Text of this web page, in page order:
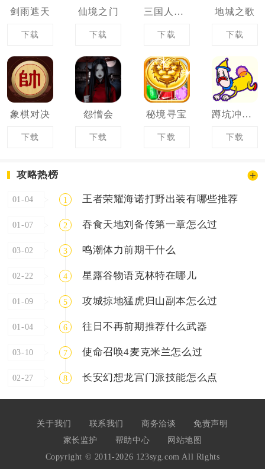
剑雨遮天
下载
仙境之门
下载
三国人生轮回录
下载
地城之歌
下载
象棋对决
下载
怨憎会
下载
秘境寻宝
下载
蹲坑冲冲冲
下载
攻略热榜
01-04 1 王者荣耀海诺打野出装有哪些推荐
01-07 2 吞食天地刘备传第一章怎么过
03-02 3 鸣潮体力前期干什么
02-22 4 星露谷物语克林特在哪儿
01-09 5 攻城掠地猛虎归山副本怎么过
01-04 6 往日不再前期推荐什么武器
03-10 7 使命召唤4麦克米兰怎么过
02-27 8 长安幻想龙宫门派技能怎么点
关于我们 联系我们 商务洽谈
免责声明
家长监护
帮助中心
网站地图
Copyright © 2011-2026 123syg.com All Rights